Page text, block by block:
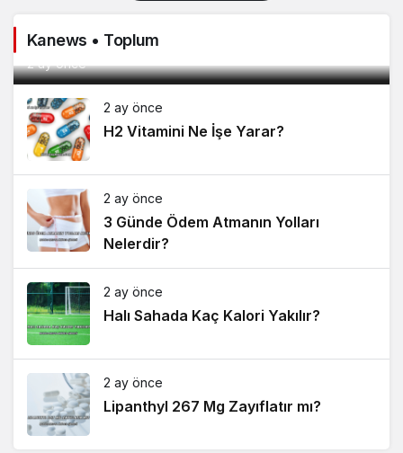
Kanews • Toplum
Çiğ Köfte Diyette Yenir mi?
2 ay önce
2 ay önce
H2 Vitamini Ne İşe Yarar?
2 ay önce
3 Günde Ödem Atmanın Yolları
Nelerdir?
2 ay önce
Halı Sahada Kaç Kalori Yakılır?
2 ay önce
Lipanthyl 267 Mg Zayıflatır mı?